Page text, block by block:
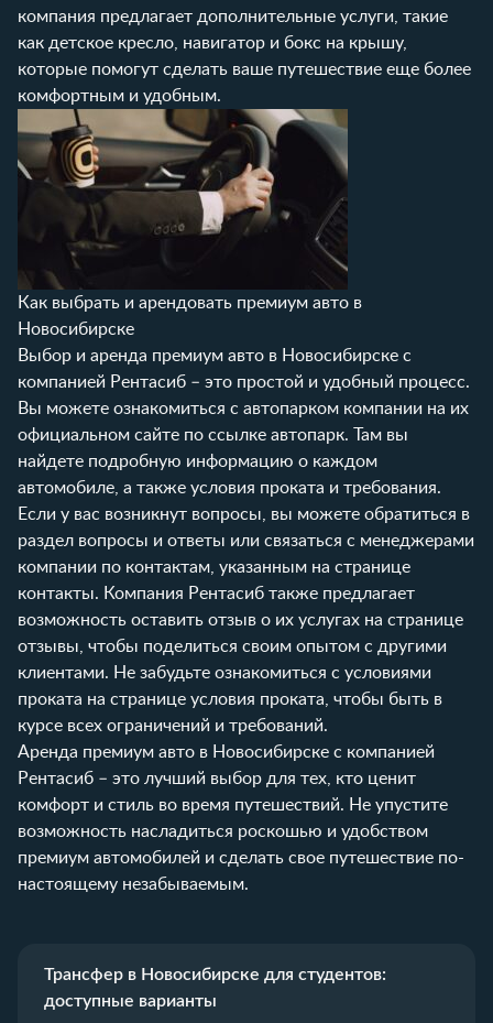
компания предлагает дополнительные услуги, такие
как детское кресло, навигатор и бокс на крышу,
которые помогут сделать ваше путешествие еще более
комфортным и удобным.
Как выбрать и арендовать премиум авто в
Новосибирске
Выбор и аренда премиум авто в Новосибирске с
компанией Рентасиб – это простой и удобный процесс.
Вы можете ознакомиться с автопарком компании на их
официальном сайте по ссылке автопарк. Там вы
найдете подробную информацию о каждом
автомобиле, а также условия проката и требования.
Если у вас возникнут вопросы, вы можете обратиться в
раздел вопросы и ответы или связаться с менеджерами
компании по контактам, указанным на странице
контакты. Компания Рентасиб также предлагает
возможность оставить отзыв о их услугах на странице
отзывы , чтобы поделиться своим опытом с другими
клиентами. Не забудьте ознакомиться с условиями
проката на странице условия проката , чтобы быть в
курсе всех ограничений и требований.
Аренда премиум авто в Новосибирске с компанией
Рентасиб – это лучший выбор для тех, кто ценит
комфорт и стиль во время путешествий. Не упустите
возможность насладиться роскошью и удобством
премиум автомобилей и сделать свое путешествие по-
настоящему незабываемым.
Трансфер в Новосибирске для студентов:
доступные варианты